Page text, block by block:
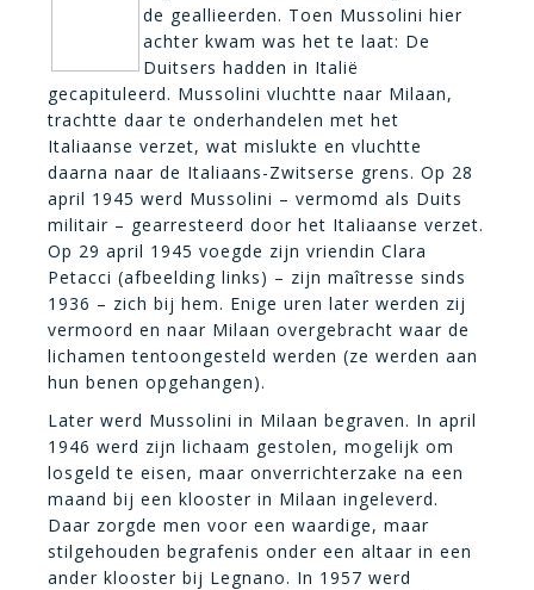
de geallieerden. Toen Mussolini hier
achter kwam was het te laat: De
Duitsers hadden in Italië
gecapituleerd. Mussolini vluchtte naar Milaan,
trachtte daar te onderhandelen met het
Italiaanse verzet, wat mislukte en vluchtte
daarna naar de Italiaans-Zwitserse grens. Op 28
april 1945 werd Mussolini – vermomd als Duits
militair – gearresteerd door het Italiaanse verzet.
Op 29 april 1945 voegde zijn vriendin Clara
Petacci (afbeelding links) – zijn maîtresse sinds
1936 – zich bij hem. Enige uren later werden zij
vermoord en naar Milaan overgebracht waar de
lichamen tentoongesteld werden (ze werden aan
hun benen opgehangen).
Later werd Mussolini in Milaan begraven. In april
1946 werd zijn lichaam gestolen, mogelijk om
losgeld te eisen, maar onverrichterzake na een
maand bij een klooster in Milaan ingeleverd.
Daar zorgde men voor een waardige, maar
stilgehouden begrafenis onder een altaar in een
ander klooster bij Legnano. In 1957 werd